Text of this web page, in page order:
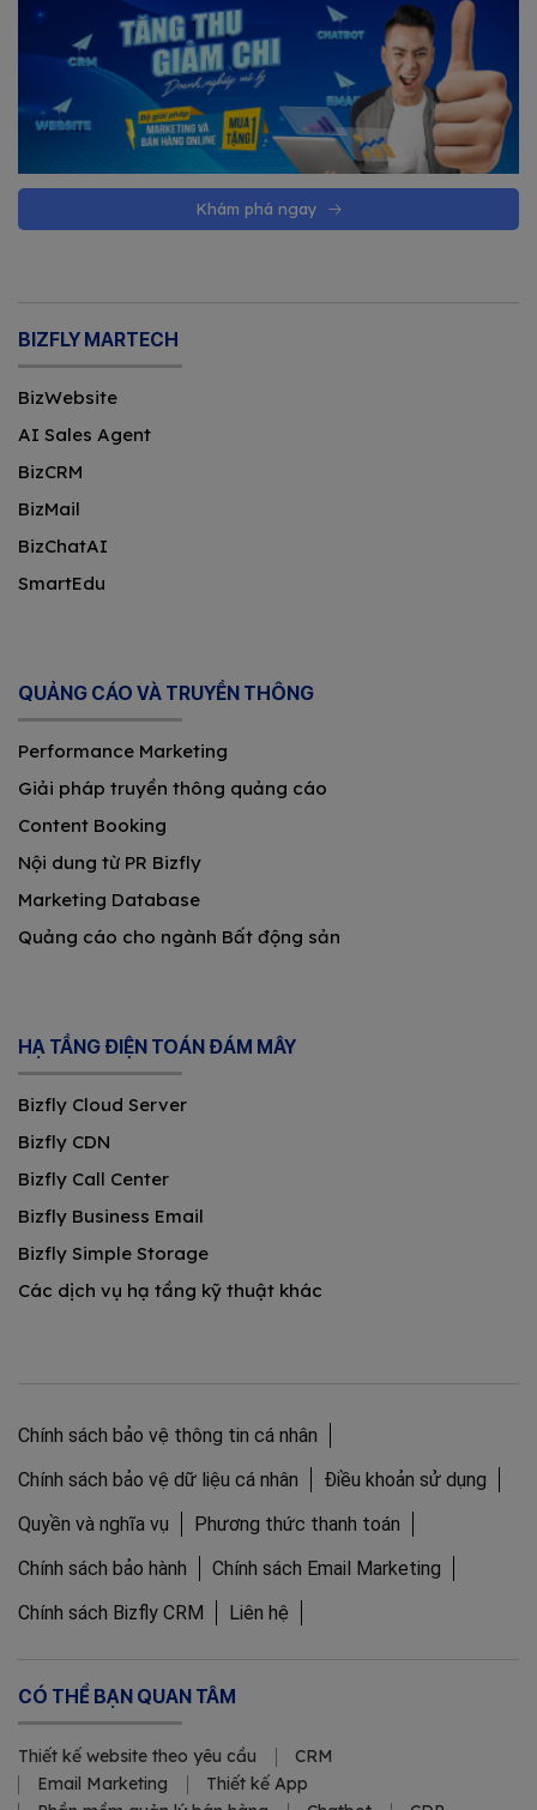
Khám phá ngay
BIZFLY MARTECH
BizWebsite
AI Sales Agent
BizCRM
BizMail
BizChatAI
SmartEdu
QUẢNG CÁO VÀ TRUYỀN THÔNG
Performance Marketing
Giải pháp truyền thông quảng cáo
Content Booking
Nội dung từ PR Bizfly
Marketing Database
Quảng cáo cho ngành Bất động sản
HẠ TẦNG ĐIỆN TOÁN ĐÁM MÂY
Bizfly Cloud Server
Bizfly CDN
Bizfly Call Center
Bizfly Business Email
Bizfly Simple Storage
Các dịch vụ hạ tầng kỹ thuật khác
Chính sách bảo vệ thông tin cá nhân
Chính sách bảo vệ dữ liệu cá nhân
Điều khoản sử dụng
Quyền và nghĩa vụ
Phương thức thanh toán
Chính sách bảo hành
Chính sách Email Marketing
Chính sách Bizfly CRM
Liên hệ
CÓ THỂ BẠN QUAN TÂM
Thiết kế website theo yêu cầu
CRM
Email Marketing
Thiết kế App